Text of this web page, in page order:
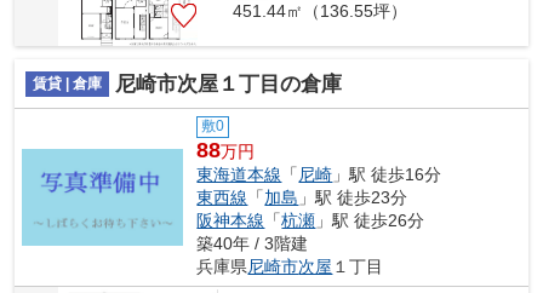
451.44㎡（136.55坪）
賃貸 | 倉庫 尼崎市次屋１丁目の倉庫
敷0
88万円
東海道本線 「尼崎 」駅 徒歩16分
東西線 「加島 」駅 徒歩23分
阪神本線 「杭瀬 」駅 徒歩26分
築40年 / 3階建
兵庫県尼崎市次屋 １丁目